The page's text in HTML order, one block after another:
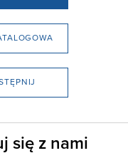
się z nami